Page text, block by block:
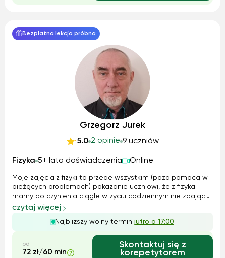
Bezpłatna lekcja próbna
Grzegorz Jurek
5.0 2 opinie 9 uczniów
Fizyka 5+ lata doświadczenia Online
Moje zajęcia z fizyki to przede wszystkim (poza pomocą w
bieżących problemach) pokazanie uczniowi, że z fizyka
mamy do czynienia ciągle w życiu codziennym nie zdając
sobie nawet z tego sprawy. Poza tym jeśli czas pozwala
wprowadzam do kosmologii i swiata cząstek cząstek
elementarnych co jest moja pa...
czytaj więcej
Najbliższy wolny termin:jutro o 17:00
od
72 zł/60 min
Skontaktuj się z
korepetytorem